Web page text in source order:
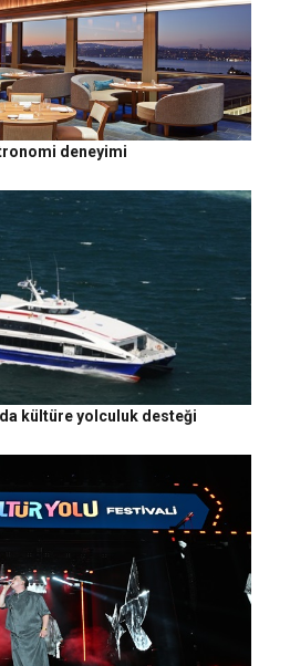
deneyimi
kültüre yolculuk desteği